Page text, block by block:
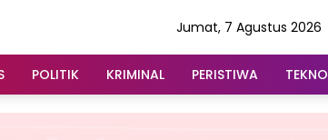
Jumat, 7 Agustus 2026
POLITIK KRIMINAL PERISTIWA TEKNO